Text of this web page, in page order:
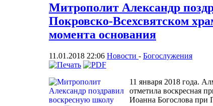
Митрополит Александр
Покровско-Всехсвятском
момента основания
11.01.2018 22:06 Новости - Богослужения
11 января 2018 года.
отметила воскресная
Иоанна Богослова при